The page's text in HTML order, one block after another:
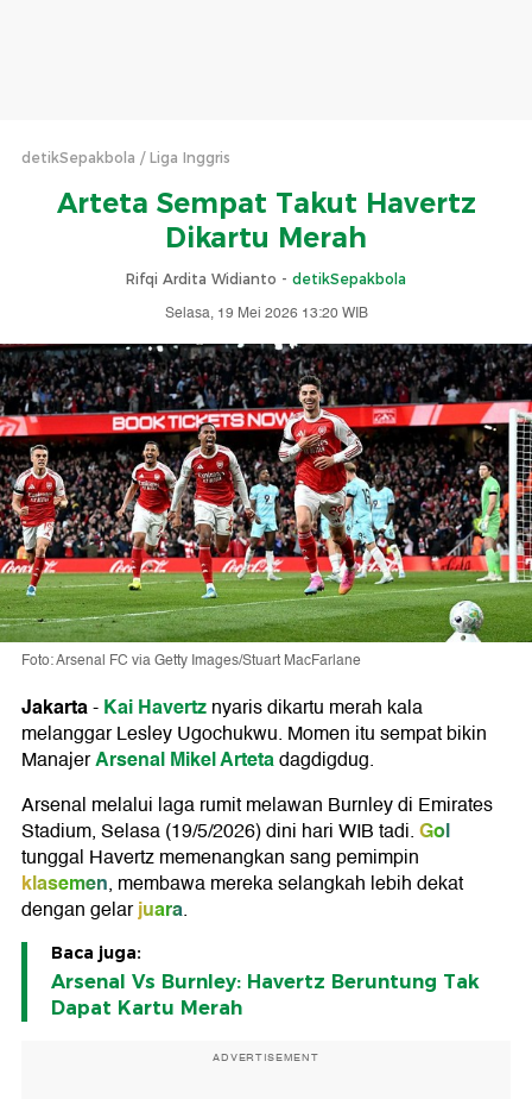
detikSepakbola Liga Inggris
Arteta Sempat Takut Havertz
Dikartu Merah
Rifqi Ardita Widianto - detikSepakbola
Selasa, 19 Mei 2026 13:20 WIB
Foto: Arsenal FC via Getty Images/Stuart MacFarlane
Jakarta-Kai Havertznyaris dikartu merah kala
melanggar Lesley Ugochukwu. Momen itu sempat bikin
ManajerArsenalMikel Artetadagdigdug.
Arsenal melalui laga rumit melawan Burnley di Emirates
Stadium, Selasa (19/5/2026) dini hari WIB tadi.Gol
tunggal Havertz memenangkan sang pemimpin
klasemen, membawa mereka selangkah lebih dekat
dengan gelarjuara.
Baca juga:
Arsenal Vs Burnley: Havertz Beruntung Tak
Dapat Kartu Merah
ADVERTISEMENT